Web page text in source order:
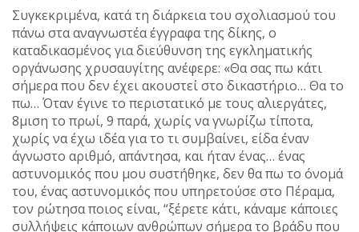
Συγκεκριμένα, κατά τη διάρκεια του σχολιασμού του
πάνω στα αναγνωστέα έγγραφα της δίκης, ο
καταδικασμένος για διεύθυνση της εγκληματικής
οργάνωσης χρυσαυγίτης ανέφερε: «Θα σας πω κάτι
σήμερα που δεν έχει ακουστεί στο δικαστήριο… Θα το
πω… Όταν έγινε το περιστατικό με τους αλιεργάτες,
8μιση το πρωί, 9 παρά, χωρίς να γνωρίζω τίποτα,
χωρίς να έχω ιδέα για το τι συμβαίνει, είδα έναν
άγνωστο αριθμό, απάντησα, και ήταν ένας… ένας
αστυνομικός που μου συστήθηκε, δεν θα πω το όνομά
του, ένας αστυνομικός που υπηρετούσε στο Πέραμα,
τον ρώτησα ποιος είναι, “ξέρετε κάτι, κάναμε κάποιες
συλλήψεις κάποιων ανθρώπων σήμερα το βράδυ που